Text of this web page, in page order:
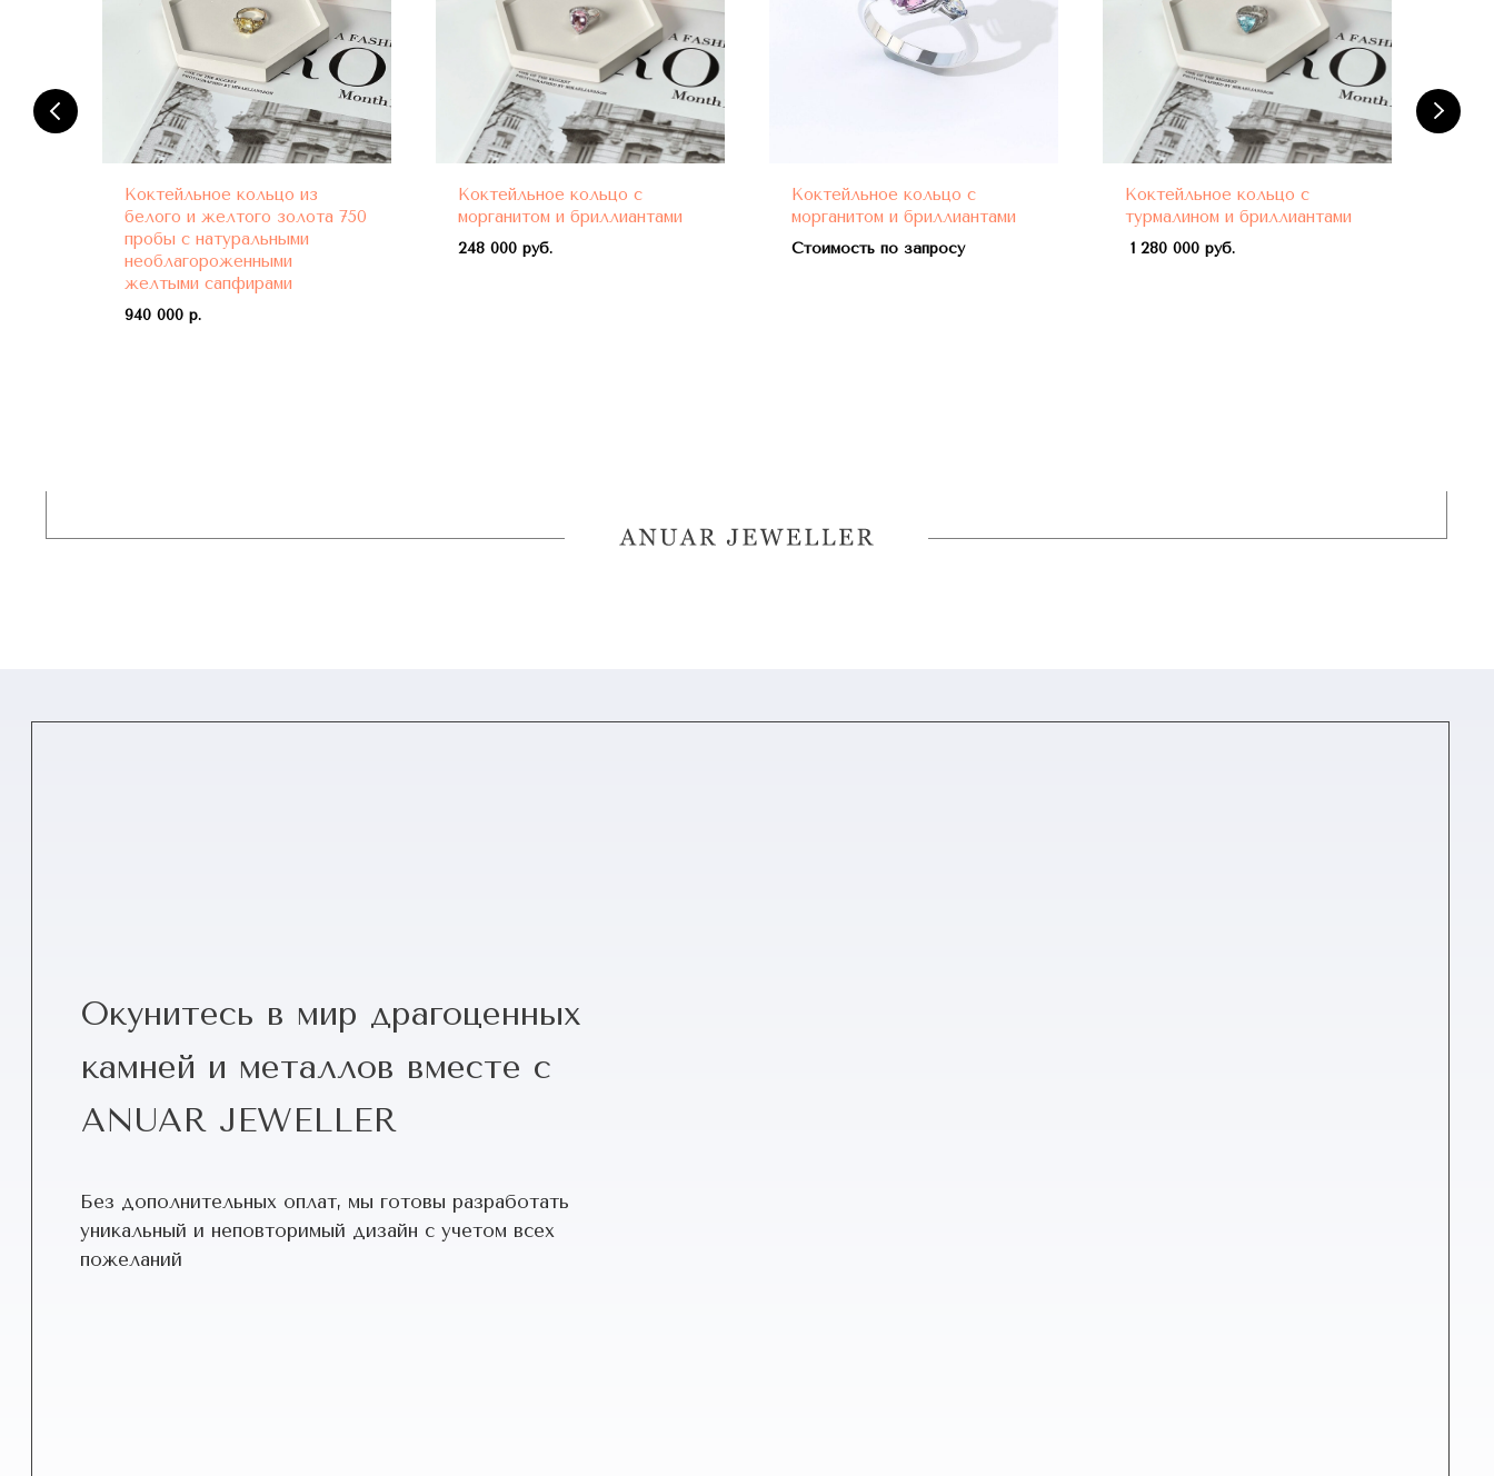
Коктейльное кольцо из
белого и желтого золота 750
пробы с натуральными
необлагороженными
желтыми сапфирами
940 000 р.
Коктейльное кольцо с
морганитом и бриллиантами
248 000 руб.
Коктейльное кольцо с
морганитом и бриллиантами
Стоимость по запросу
Коктейльное кольцо с
турмалином и бриллиантами
1 280 000 руб.
Окунитесь в мир драгоценных
камней и металлов вместе с
ANUAR JEWELLER
Без дополнительных оплат, мы готовы разработать
уникальный и неповторимый дизайн c учетом всех
пожеланий